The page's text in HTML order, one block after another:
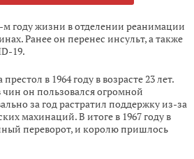
году жизни в отделении реанимации
Ранее он перенес инсульт, а также
19.
в 1964 году в возрасте 23 лет.
он пользовался огромной
за год растратил поддержку из-за
махинаций. В итоге в 1967 году в
переворот, и королю пришлось